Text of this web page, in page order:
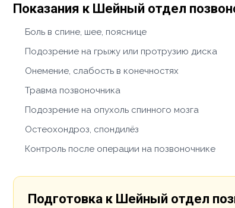
Показания к Шейный отдел
Боль в спине, шее, пояснице
Подозрение на грыжу или протрузию диска
Онемение, слабость в конечностях
Травма позвоночника
Подозрение на опухоль спинного мозга
Остеохондроз, спондилёз
Контроль после операции на позвоночнике
Подготовка к Шейный отдел